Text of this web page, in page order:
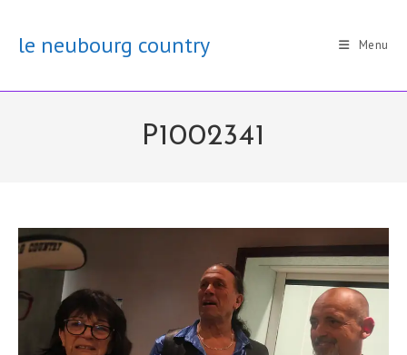
contentle neubourg country Menu
P1002341